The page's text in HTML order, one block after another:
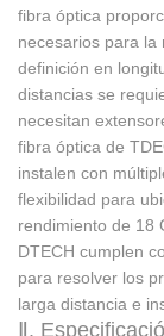
fibra óptica
necesarios para la
definición en
distancias se
necesitan
fibra óptica de
instalen con
flexibilidad para
rendimiento de 18
DTECH cumplen
para resolver los
larga distancia e
Ⅱ.